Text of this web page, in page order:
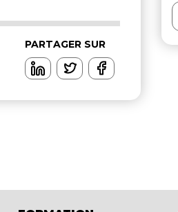
PARTAGER SUR